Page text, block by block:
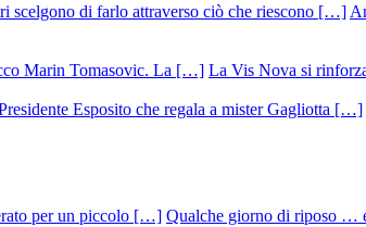
La Vis Nova si
Qualche giorno di riposo …